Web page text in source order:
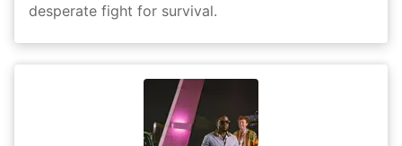
desperate fight for survival.